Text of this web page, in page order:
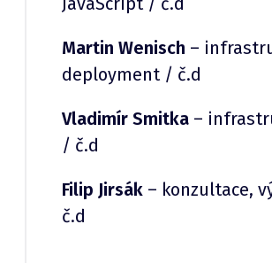
Martin Wenisch –
deployment / č.d
Vladimír Smitka –
/ č.d
Filip Jirsák – konzultace,
č.d